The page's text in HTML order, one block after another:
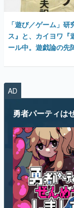
電ファミニコゲー
運営：株式会社マレ
「遊び／ゲーム」
ス』と、カイヨワ
ール中。遊戯論の先
AD
勇者パーティは